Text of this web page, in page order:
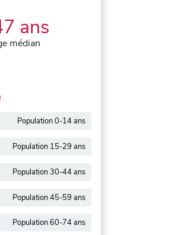
ans
médian
Population 0-14 ans
Population 15-29 ans
Population 30-44 ans
Population 45-59 ans
Population 60-74 ans